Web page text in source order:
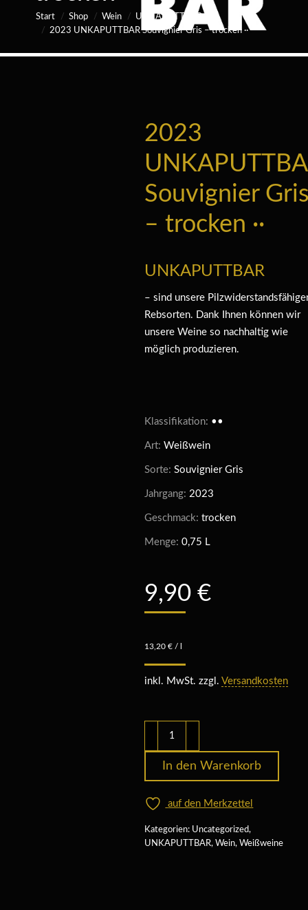
Start Shop Wein
UNKAPUTTBAR
2023 UNKAPUTTBAR Souvignier Gris – trocken ··
2023
Souvignier
– trocken ··
UNKAPUTTBAR
– sind unsere
Rebsorten. Dank Ihnen können wir
unsere Weine so nachhaltig wie
möglich produzieren.
Klassifikation: ••
Art:Weißwein
Sorte:Souvignier Gris
Jahrgang:2023
Geschmack:trocken
Menge:0,75 L
9,90€
13,20€ /
inkl. MwSt. zzgl.Versandkosten
Souvignier
Gris
-
··
Menge
In den Warenkorb
auf den Merkzettel
Kategorien: Uncategorized,
UNKAPUTTBAR,Wein,Weißweine